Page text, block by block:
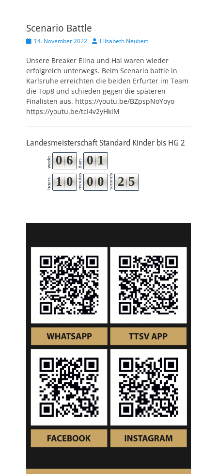
Scenario Battle
Veröffentlicht
14. November 2022 AutorElisabeth Neubert
Unsere Breaker Elina und Hai waren wieder
erfolgreich unterwegs. Beim Scenario battle in
Karlsruhe erreichten die beiden Erfurter im Team
die Top8 und schieden gegen die späteren
Finalisten aus. https://youtu.be/BZpspNoYoyo
https://youtu.be/tcI4v2yHklM
Landesmeisterschaft Standard Kinder bis HG 2
weeks 0 6 days 0 1
hours 1 0 minutes 0 0 seconds 2 4
5